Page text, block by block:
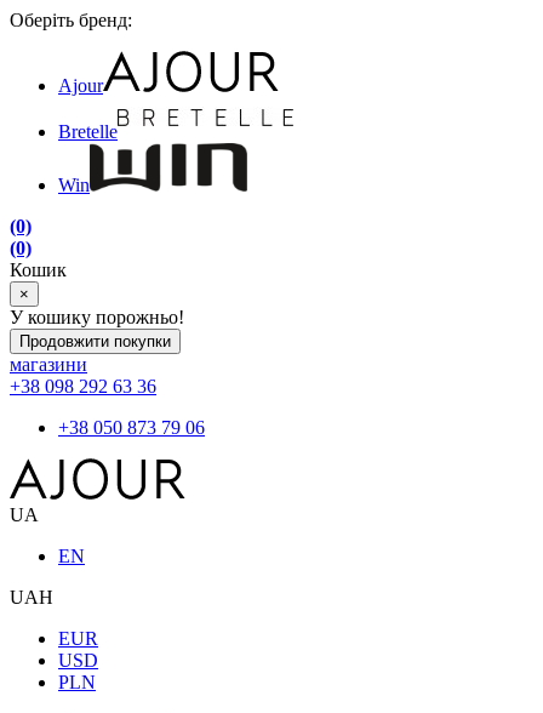
Оберіть бренд:
Ajour
Bretelle
Win
(0)
(0)
Кошик
×
У кошику порожньо!
Продовжити покупки
магазини
+38 098 292 63 36
+38 050 873 79 06
UA
EN
UAH
EUR
USD
PLN